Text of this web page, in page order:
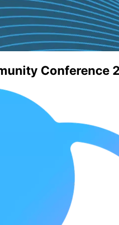
Conference